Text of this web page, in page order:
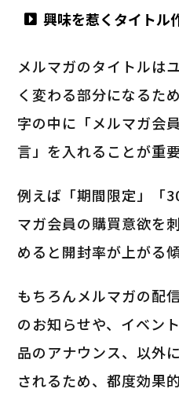
興味を惹くタイトル
メルマガのタイトルは
く変わる部分になるた
字の中に「メルマガ会
言」を入れることが重要
例えば「期間限定」「
マガ会員の購買意欲を
めると開封率が上がる
もちろんメルマガの配
のお知らせや、イベン
品のアナウンス、以外
されるため、都度効果